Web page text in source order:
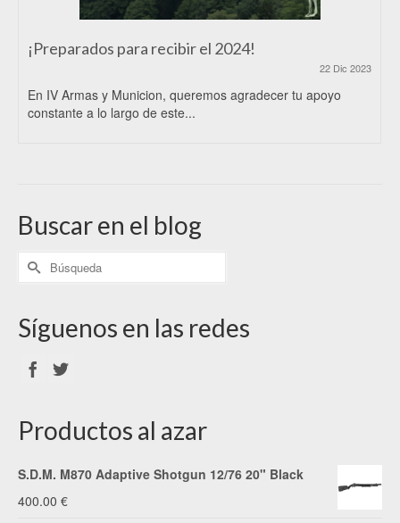
¡Preparados para recibir el 2024!
22 Dic 2023
En IV Armas y Municion, queremos agradecer tu apoyo
constante a lo largo de este...
Buscar en el blog
Síguenos en las redes
Productos al azar
S.D.M. M870 Adaptive Shotgun 12/76 20" Black
400.00 €